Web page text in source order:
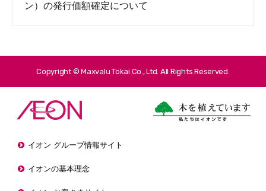
ン）の発行価額確定について
Copyright © Maxvalu Tokai Co., Ltd. All Rights Reserved.
イオン グループ情報サイト
イオンの基本理念